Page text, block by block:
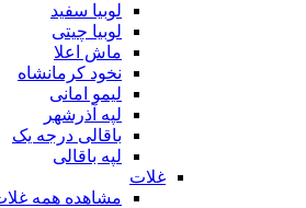
لوبیا سفید
لوبیا چیتی
ماش اعلا
نخود کرمانشاه
لیمو امانی
لپه آذرشهر
باقالی درجه یک
لپه باقالی
غلات
مشاهده همه